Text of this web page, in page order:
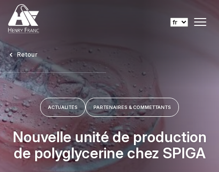
Retour
ACTUALITÉS PARTENAIRES & COMMETTANTS
Nouvelle unité de production
de polyglycerine chez SPIGA